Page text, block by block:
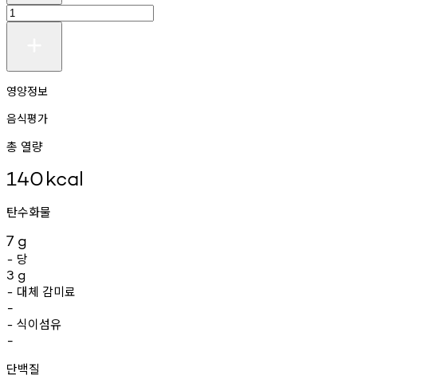
영양정보
음식평가
총 열량
140kcal
탄수화물
7 g
- 당
3 g
- 대체 감미료
-
- 식이섬유
-
단백질